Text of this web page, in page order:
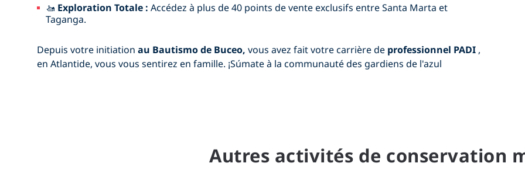
🚤 Exploration Totale : Accédez à plus de 40 points de vente exclusifs entre Santa Marta et
Taganga.
Depuis votre initiation au Bautismo de Buceo, vous avez fait votre carrière de professionnel PADI ,
en Atlantide, vous vous sentirez en famille. ¡Súmate à la communauté des gardiens de l'azul
Autres activités de conservation